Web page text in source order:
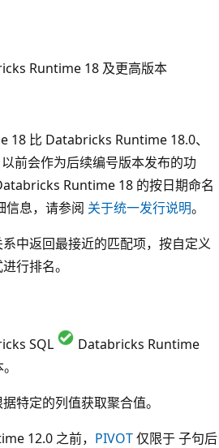
Runtime 18 及更高版本
18 比 Databricks Runtime 18.0、
前会作为后续编号版本发布的功
Runtime 18 的按日期命名
信息，请参阅 关于统一发行说明。
中返回最接近的匹配项，按自定义
行排名。
SQL
Databricks Runtime
特定的列值获取聚合值。
12.0 之前， PIVOT仅限于子句后